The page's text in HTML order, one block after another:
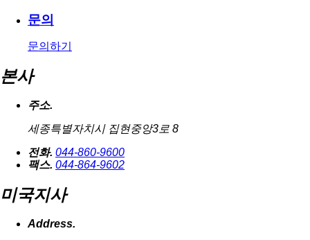
문의
문의하기
본사
주소.
세종특별자치시 집현중앙3로 8
전화. 044-860-9600
팩스. 044-864-9602
미국지사
Address.